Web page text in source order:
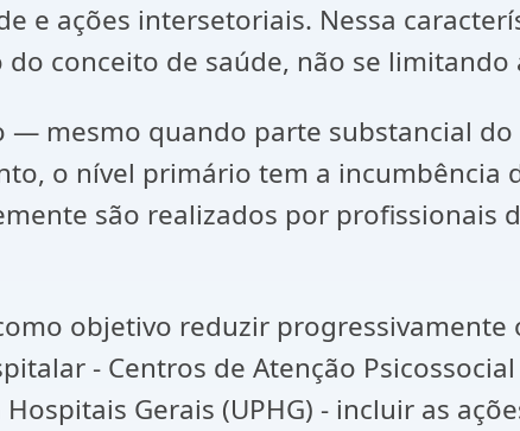
e ações intersetoriais. Nessa
conceito de saúde, não se
— mesmo quando parte substancial
o nível primário tem a incumbência
são realizados por
objetivo reduzir
- Centros de Atenção Psicossocial
Gerais (UPHG) - incluir as